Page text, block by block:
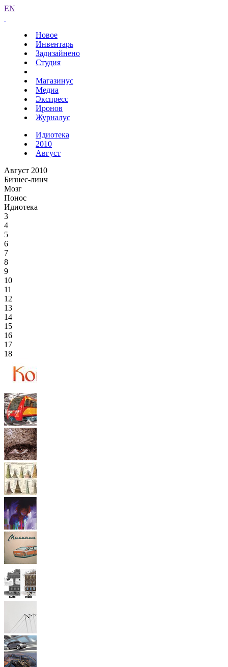
EN
Новое
Инвентарь
Задизайнено
Студия
Магазинус
Медиа
Экспресс
Иронов
Журналус
Идиотека
2010
Август
Август 2010
Бизнес-линч
Мозг
Понос
Идиотека
3
4
5
6
7
8
9
10
11
12
13
14
15
16
17
18